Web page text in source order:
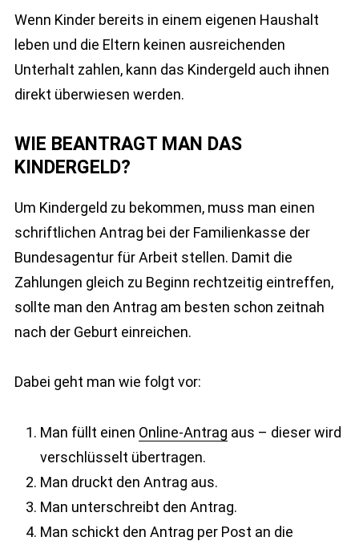
Wenn Kinder bereits in einem eigenen Haushalt
leben und die Eltern keinen ausreichenden
Unterhalt zahlen, kann das Kindergeld auch ihnen
direkt überwiesen werden.
WIE BEANTRAGT MAN DAS
KINDERGELD?
Um Kindergeld zu bekommen, muss man einen
schriftlichen Antrag bei der Familienkasse der
Bundesagentur für Arbeit stellen. Damit die
Zahlungen gleich zu Beginn rechtzeitig eintreffen,
sollte man den Antrag am besten schon zeitnah
nach der Geburt einreichen.
Dabei geht man wie folgt vor:
Man füllt einen Online-Antrag aus – dieser wird
verschlüsselt übertragen.
Man druckt den Antrag aus.
Man unterschreibt den Antrag.
Man schickt den Antrag per Post an die